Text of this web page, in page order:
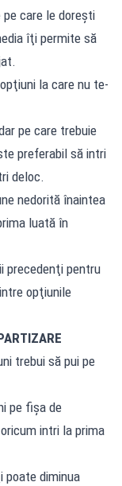
care le doreşti
îţi permite să
la care nu te-
pe care trebuie
preferabil să intri
deloc.
nedorită înaintea
luată în
precedenţi pentru
opţiunile
trebui să pui pe
pe fişa de
intri la prima
poate diminua